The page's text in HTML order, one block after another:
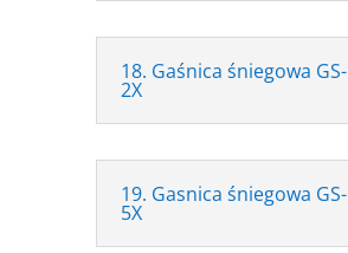
18. Gaśnica śniegowa GS-
2X
19. Gasnica śniegowa GS-
5X